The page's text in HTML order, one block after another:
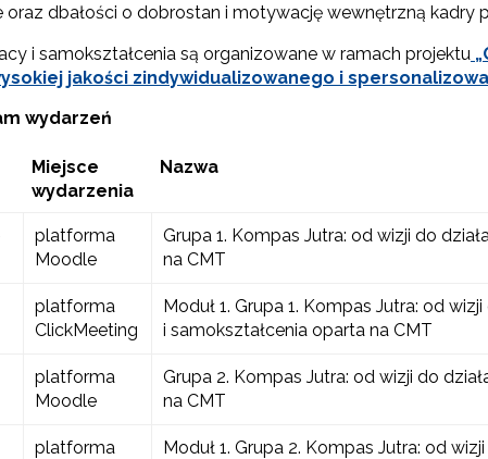
oraz dbałości o dobrostan i motywację wewnętrzną kadry
i samokształcenia są organizowane w ramach projektu
jakości zindywidualizowanego i
wydarzeń
Miejsce
wydarzenia
Nazwa
platforma
Moodle
Grupa 1. Kompas Jutra: od wizji do
na CMT
platforma
ClickMeeting
Moduł 1. Grupa 1. Kompas Jutra: od
i samokształcenia oparta na CMT
platforma
Moodle
Grupa 2. Kompas Jutra: od wizji do
na CMT
platforma
Moduł 1. Grupa 2. Kompas Jutra: od